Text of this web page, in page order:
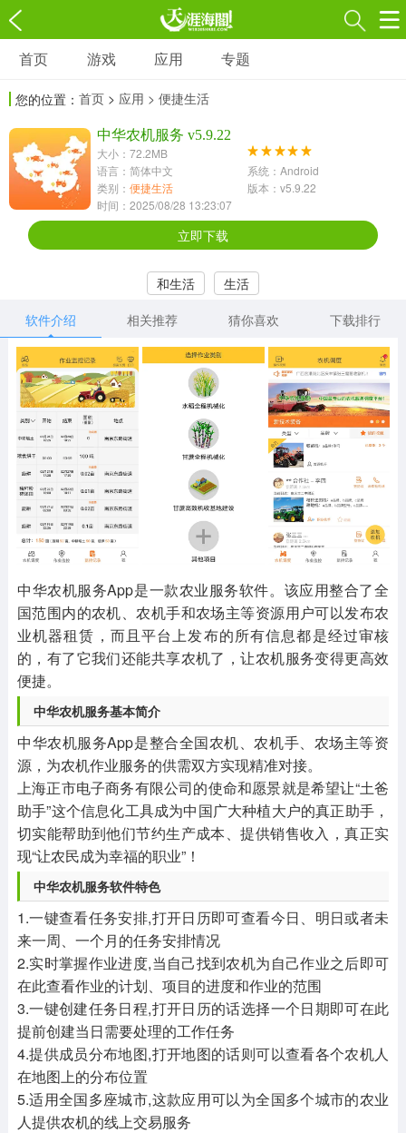
游戏
3697款应用
1597款应用
休闲益智
13387款应用
2196款应用
冒险解谜
418款应用
音乐舞蹈
269款应用
2716款应用
515款应用
其他
1654款应用
游戏助手
515款应用
MOD游戏
1056款应用
首页 游戏 应用 专题
您的位置： 首页 > 应用 > 便捷生活
中华农机服务 v5.9.22
大小：72.2MB
语言：简体中文
系统：Android
类别： 便捷生活
版本：v5.9.22
时间：2025/08/28 13:23:07
立即下载
和生活
生活
软件介绍
相关推荐 猜你喜欢 下载排行
中华农机服务App是一款农业服务软件。该应用整合了全
国范围内的农机、农机手和农场主等资源用户可以发布农
业机器租赁，而且平台上发布的所有信息都是经过审核
的，有了它我们还能共享农机了，让农机服务变得更高效
便捷。
中华农机服务基本简介
中华农机服务App是整合全国农机、农机手、农场主等资
源，为农机作业服务的供需双方实现精准对接。
上海正市电子商务有限公司的使命和愿景就是希望让“土爸
助手”这个信息化工具成为中国广大种植大户的真正助手，
切实能帮助到他们节约生产成本、提供销售收入，真正实
现“让农民成为幸福的职业”！
中华农机服务软件特色
1.一键查看任务安排,打开日历即可查看今日、明日或者未
来一周、一个月的任务安排情况
2.实时掌握作业进度,当自己找到农机为自己作业之后即可
在此查看作业的计划、项目的进度和作业的范围
3.一键创建任务日程,打开日历的话选择一个日期即可在此
提前创建当日需要处理的工作任务
4.提供成员分布地图,打开地图的话则可以查看各个农机人
在地图上的分布位置
5.适用全国多座城市,这款应用可以为全国多个城市的农业
人提供农机的线上交易服务